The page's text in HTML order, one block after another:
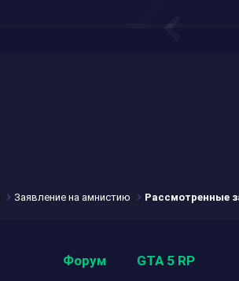
Заявление на амнистию Рассмотренные
Форум GTA 5 RP